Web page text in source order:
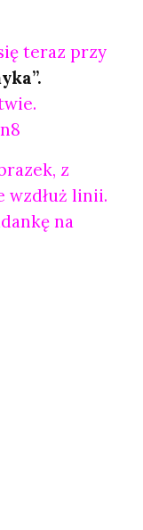
teraz przy
z
wzdłuż linii.
na